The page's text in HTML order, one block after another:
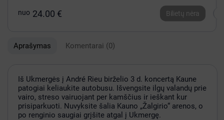
nuo 24.00 € Bilietų nėra
Aprašymas Komentarai (0)
Iš Ukmergės į André Rieu birželio 3 d. koncertą Kaune
patogiai keliaukite autobusu. Išvengsite ilgų valandų prie
vairo, streso vairuojant per kamščius ir ieškant kur
prisiparkuoti. Nuvyksite šalia Kauno „Žalgirio“ arenos, o
po renginio saugiai grįšite atgal į Ukmergę.